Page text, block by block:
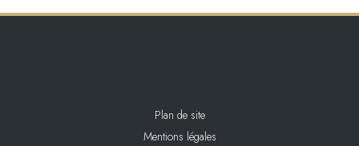
Plan de site
Mentions légales